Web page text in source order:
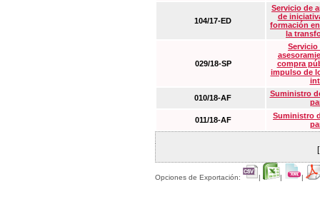
104/17-ED
Servicio de
de
formación
la
029/18-SP
Servicio
compra
impulso de
010/18-AF
Suministro
011/18-AF
Suministro
Opciones de Exportación: | | |